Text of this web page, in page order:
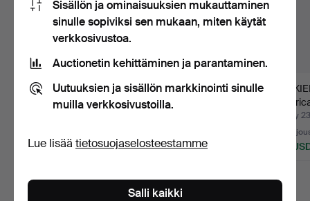
HÖYRYKONE, John
Ericsson, Alga.
48 USD
RULETTIPYÖRÄ, Sk
Pokeripyörä, 1900-
64 USD
& Co,…
Myyty
16
127
Sisällön ja ominaisuuksien mukauttaminen
sinulle sopiviksi sen mukaan, miten käytät
verkkosivustoa.
Auctionetin kehittäminen ja parantaminen.
Uutuuksien ja sisällön markkinointi sinulle
muilla verkkosivustoilla.
Lue lisää tietosuojaselosteestamme
Salli kaikki